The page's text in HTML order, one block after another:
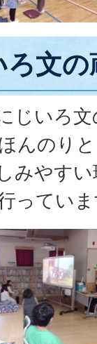
文の
じいろ
んのり
みやす
ってい